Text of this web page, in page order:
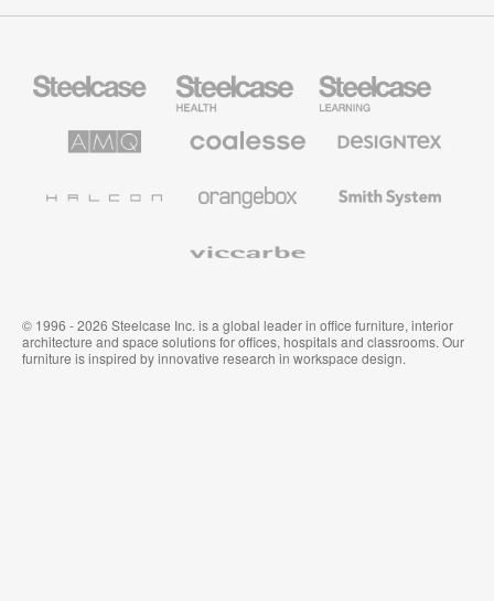
Büromöbel
Health
Education
Möbel
Solutions
Büromöbel
Textilien
System
© 1996 - 2026 Steelcase Inc. is a global leader in office furniture, interior
architecture and space solutions for offices, hospitals and classrooms. Our
furniture is inspired by innovative research in workspace design.